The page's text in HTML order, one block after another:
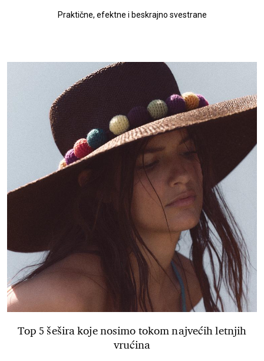
Praktične, efektne i beskrajno svestrane
Top 5 šešira koje nosimo tokom najvećih letnjih
vrućina